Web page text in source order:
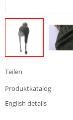
Teilen
Produktkatalog
English details